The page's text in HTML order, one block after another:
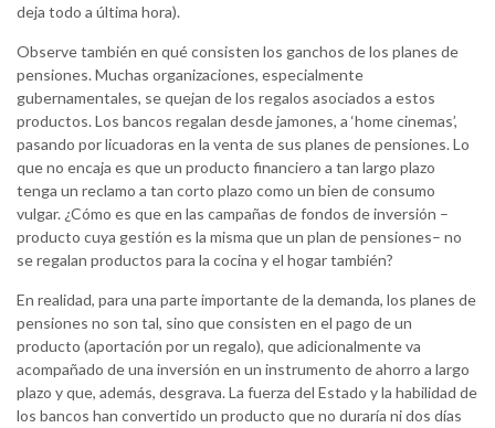
deja todo a última hora).
Observe también en qué consisten los ganchos de los planes de
pensiones. Muchas organizaciones, especialmente
gubernamentales, se quejan de los regalos asociados a estos
productos. Los bancos regalan desde jamones, a ‘home cinemas’,
pasando por licuadoras en la venta de sus planes de pensiones. Lo
que no encaja es que un producto financiero a tan largo plazo
tenga un reclamo a tan corto plazo como un bien de consumo
vulgar. ¿Cómo es que en las campañas de fondos de inversión –
producto cuya gestión es la misma que un plan de pensiones– no
se regalan productos para la cocina y el hogar también?
En realidad, para una parte importante de la demanda, los planes de
pensiones no son tal, sino que consisten en el pago de un
producto (aportación por un regalo), que adicionalmente va
acompañado de una inversión en un instrumento de ahorro a largo
plazo y que, además, desgrava. La fuerza del Estado y la habilidad de
los bancos han convertido un producto que no duraría ni dos días